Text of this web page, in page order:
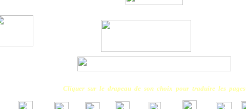
Cliquer sur le drapeau de son choix pour traduire les pages